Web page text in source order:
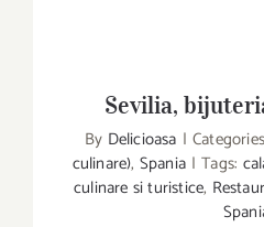
Sevilia,
Sevilia,
By Delicioasa |
culinare), Spania | Tags:
culinare si turistice,